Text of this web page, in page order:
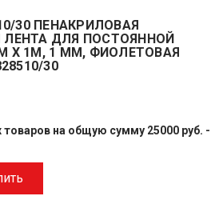
30 ПЕНАКРИЛОВАЯ
ЛЕНТА ДЛЯ ПОСТОЯННОЙ
X 1М, 1 ММ, ФИОЛЕТОВАЯ
30
на общую сумму 25000 руб. -